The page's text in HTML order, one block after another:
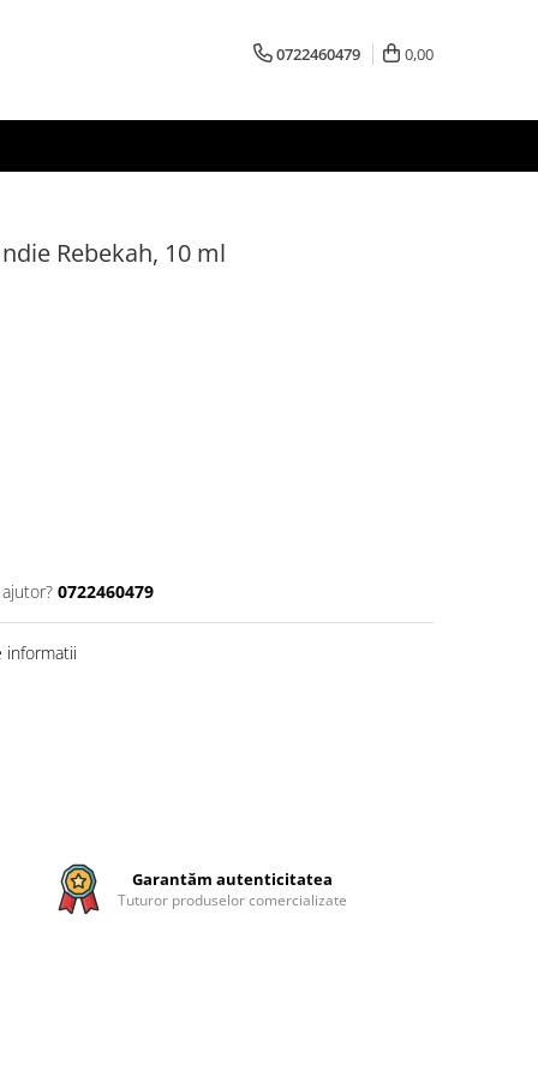
0722460479 0,00
Rebekah, 10 ml
0722460479
informatii
Garantăm autenticitatea
Tuturor produselor comercializate